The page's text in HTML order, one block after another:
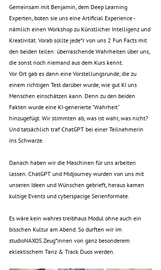
Gemeinsam mit Benjamin, dem Deep Learning
Experten, boten sie uns eine Artificial Experience -
nämlich einen Workshop zu Künstlicher Intelligenz und
Kreativität. Vorab sollte jede*r von uns 2 Fun Facts mit
den beiden teilen: überraschende Wahrheiten über uns,
die sonst noch niemand aus dem Kurs kennt.
Vor Ort gab es dann eine Vorstellungsrunde, die zu
einem richtigen Test darüber wurde, wie gut KI uns
Menschen einschätzen kann. Denn zu den beiden
Fakten wurde eine KI-generierte "Wahrheit"
hinzugefügt. Wir stimmten ab, was ist wahr, was nicht?
Und tatsächlich traf ChatGPT bei einer Teilnehmerin
ins Schwarze.
Danach haben wir die Maschinen für uns arbeiten
lassen. ChatGPT und Midjourney wurden von uns mit
unseren Ideen und Wünschen gebrieft, heraus kamen
kultige Events und cyberspacige Serienformate.
Es wäre kein wahres treibhaus Modul ohne auch ein
bisschen Kultur am Abend. So durften wir im
studioNAXOS Zeug*innen von ganz besonderem
eklektischem Tanz & Track Duos werden.